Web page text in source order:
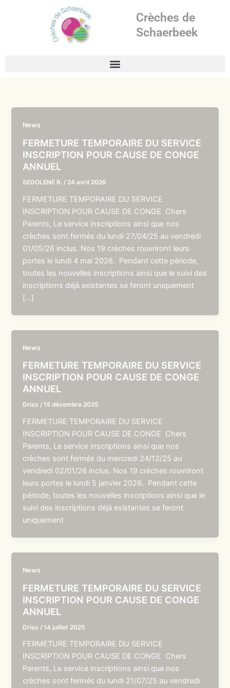
Crèches de
Schaerbeek
News
FERMETURE TEMPORAIRE DU SERVICE
INSCRIPTION POUR CAUSE DE CONGE
ANNUEL
SEGOLENE R. / 24 avril 2026
FERMETURE TEMPORAIRE DU SERVICE
INSCRIPTION POUR CAUSE DE CONGE Chers
Parents, Le service inscriptions ainsi que nos
crèches sont fermés du lundi 27/04/25 au vendredi
01/05/26 inclus. Nos 19 crèches rouvriront leurs
portes le lundi 4 mai 2026. Pendant cette période,
toutes les nouvelles inscriptions ainsi que le suivi des
inscriptions déjà existantes se feront uniquement
[…]
News
FERMETURE TEMPORAIRE DU SERVICE
INSCRIPTION POUR CAUSE DE CONGE
ANNUEL
Driss /15 décembre 2025
FERMETURE TEMPORAIRE DU SERVICE
INSCRIPTION POUR CAUSE DE CONGE Chers
Parents, Le service inscriptions ainsi que nos
crèches sont fermés du mercredi 24/12/25 au
vendredi 02/01/26 inclus. Nos 19 crèches rouvriront
leurs portes le lundi 5 janvier 2026. Pendant cette
période, toutes les nouvelles inscriptions ainsi que le
suivi des inscriptions déjà existantes se feront
uniquement
News
FERMETURE TEMPORAIRE DU SERVICE
INSCRIPTION POUR CAUSE DE CONGE
ANNUEL
Driss /14 juillet 2025
FERMETURE TEMPORAIRE DU SERVICE
INSCRIPTION POUR CAUSE DE CONGE Chers
Parents, Le service inscriptions ainsi que nos
crèches sont fermés du lundi 21/07/25 au vendredi